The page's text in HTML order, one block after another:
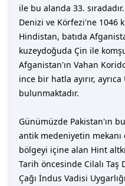
ile bu alanda 33.
Denizi ve Körfezi'ne 1046
Hindistan, batıda
kuzeydoğuda Çin ile
Afganistan'ın Vahan
ince bir hatla ayırır,
bulunmaktadır.
Günümüzde Pakistan'ın
antik medeniyetin
bölgeyi içine alan Hint
Tarih öncesinde Cilalı
Çağı İndus Vadisi